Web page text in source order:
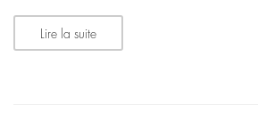
Lire la suite